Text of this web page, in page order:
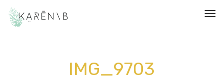
תפריט
IMG_9703